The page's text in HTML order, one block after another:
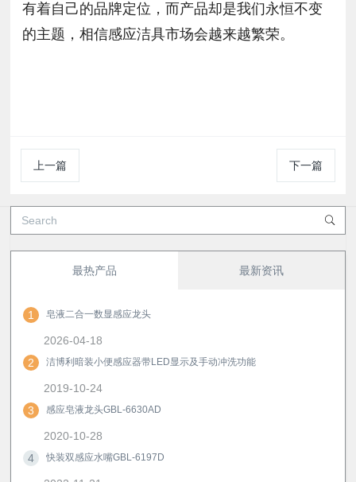
有着自己的品牌定位，而产品却是我们永恒不变
的主题，相信感应洁具市场会越来越繁荣。
上一篇 下一篇
最热产品 最新资讯
1 皂液二合一数显感应龙头
2026-04-18
2
洁博利暗装小便感应器带LED显示及手动冲洗功能
2019-10-24
3
感应皂液龙头GBL-6630AD
2020-10-28
4
快装双感应水嘴GBL-6197D